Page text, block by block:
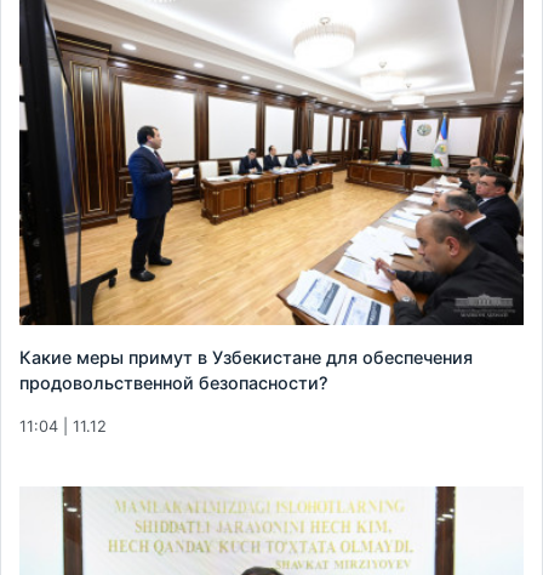
Какие меры примут в Узбекистане для обеспечения
продовольственной безопасности?
11:04 | 11.12